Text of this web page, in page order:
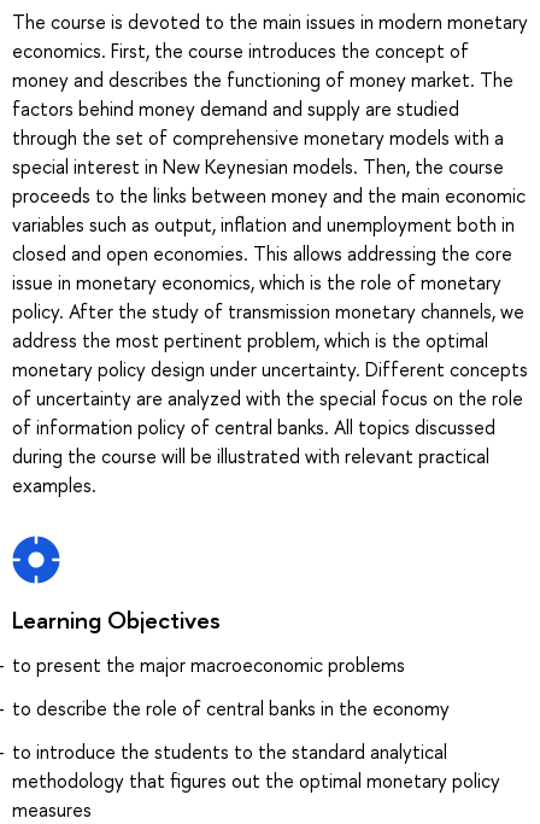
The course is devoted to the main issues in modern monetary
economics. First, the course introduces the concept of
money and describes the functioning of money market. The
factors behind money demand and supply are studied
through the set of comprehensive monetary models with a
special interest in New Keynesian models. Then, the course
proceeds to the links between money and the main economic
variables such as output, inflation and unemployment both in
closed and open economies. This allows addressing the core
issue in monetary economics, which is the role of monetary
policy. After the study of transmission monetary channels, we
address the most pertinent problem, which is the optimal
monetary policy design under uncertainty. Different concepts
of uncertainty are analyzed with the special focus on the role
of information policy of central banks. All topics discussed
during the course will be illustrated with relevant practical
examples.
Learning Objectives
to present the major macroeconomic problems
to describe the role of central banks in the economy
to introduce the students to the standard analytical
methodology that figures out the optimal monetary policy
measures